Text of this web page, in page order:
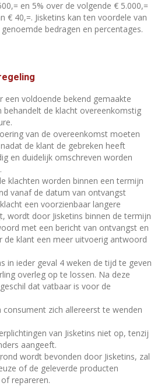
en 5% over de volgende € 5.000,=
€ 40,=. Jisketins kan ten voordele van
bedragen en percentages.
een voldoende bekend gemaakte
behandelt de klacht overeenkomstig
van de overeenkomst moeten
de klant de gebreken heeft
en duidelijk omschreven worden
klachten worden binnen een termijn
vanaf de datum van ontvangst
een voorzienbaar langere
wordt door Jisketins binnen de termijn
met een bericht van ontvangst en
de klant een meer uitvoerig antwoord
in ieder geval 4 weken de tijd te geven
overleg op te lossen. Na deze
dat vatbaar is voor de
consument zich allereerst te wenden
van Jisketins niet op, tenzij
aangeeft.
wordt bevonden door Jisketins, zal
of de geleverde producten
repareren.